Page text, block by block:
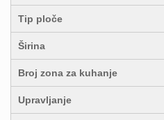
Tip ploče
Širina
Broj zona za kuhanje
Upravljanje